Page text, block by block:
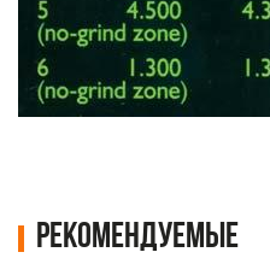
Рекомендуемые